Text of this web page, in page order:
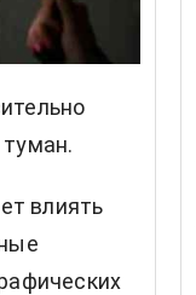
влиять